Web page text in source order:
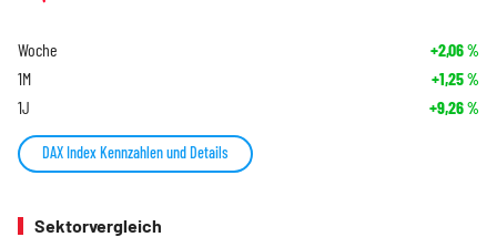
Woche +2,06%
1M +1,25%
1J +9,26%
DAX Index Kennzahlen und Details
Sektorvergleich